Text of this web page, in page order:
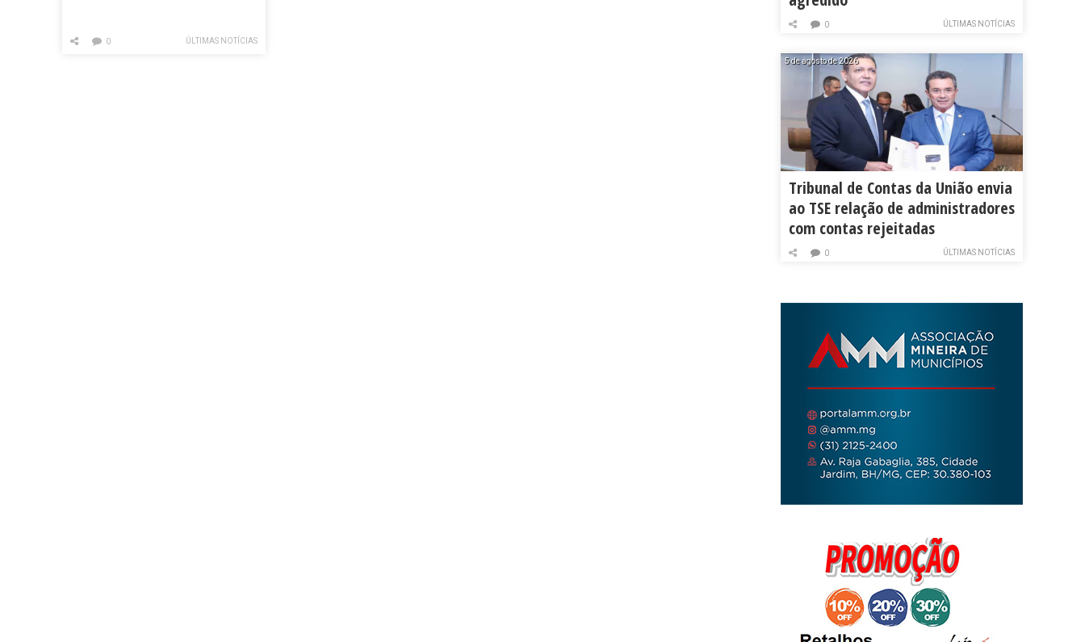
ÚLTIMAS NOTÍCIAS
0
ÚLTIMAS NOTÍCIAS
0
5 de agosto de 2026
Tribunal de Contas da União envia
ao TSE relação de administradores
com contas rejeitadas
ÚLTIMAS NOTÍCIAS
0